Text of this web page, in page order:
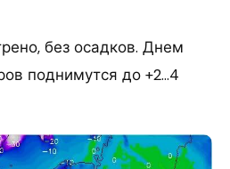
без осадков. Днем
поднимутся до +2…4